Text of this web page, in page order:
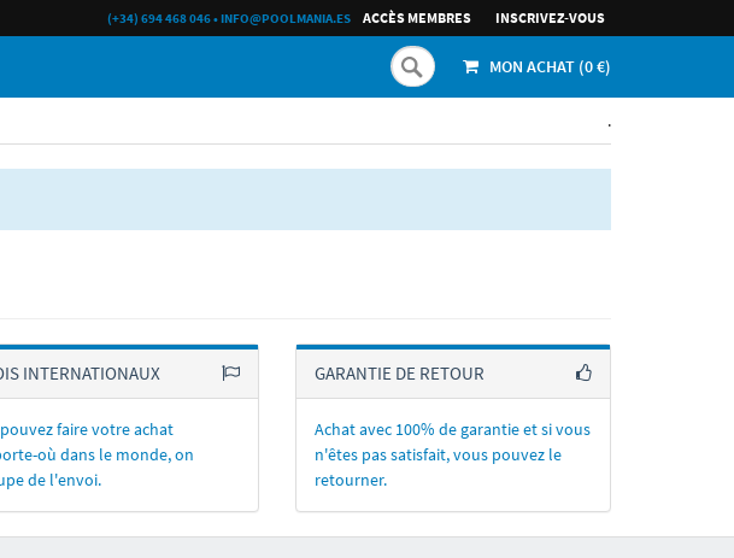
ACCÈS MEMBRES INSCRIVEZ-VOUS
(+34) 694 468 046•INFO@POOLMANIA.ES
MON ACHAT (0€)
.
INTERNATIONAUX
faire votre achat
où dans le monde, on
de l'envoi.
GARANTIE DE RETOUR
Achat avec 100% de garantie et si vous
n'êtes pas satisfait, vous pouvez le
retourner.